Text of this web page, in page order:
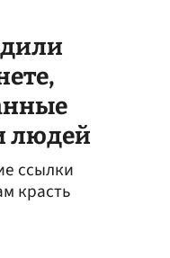
людей
ссылки
красть